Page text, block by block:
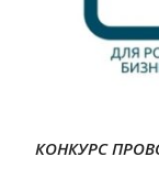
КОНКУРС